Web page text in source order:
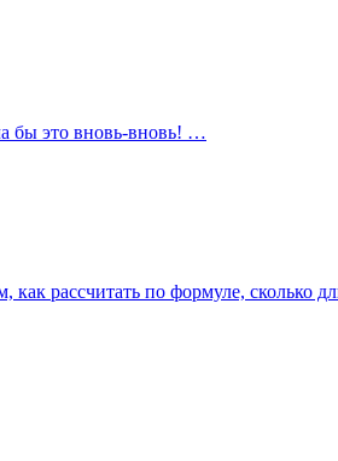
бы это вновь-вновь! …
рассчитать по формуле, сколько